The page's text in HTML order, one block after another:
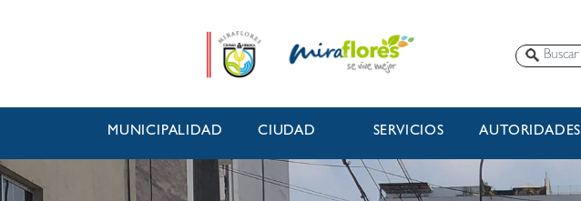
MUNICIPALIDAD CIUDAD SERVICIOS AUTORIDADES